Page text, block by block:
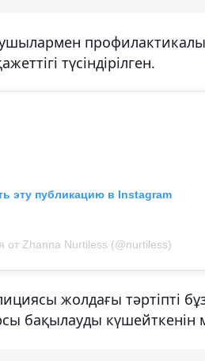
түсіндірілген.
эту публикацию в Instagram
от Zhanna Nurtiless (@nurtiless)
жолдағы тәртіпті
бақылауды күшейткенін